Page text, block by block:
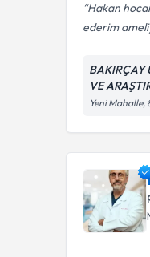
Hakan
ederim
BAKIRÇAY
VE
Yeni Mahalle,